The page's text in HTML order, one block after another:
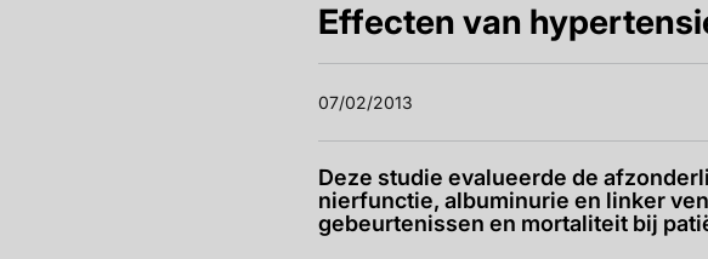
Effecten van
07/02/2013
Deze studie evalueerde de
nierfunctie, albuminurie en linker
gebeurtenissen en mortaliteit bij